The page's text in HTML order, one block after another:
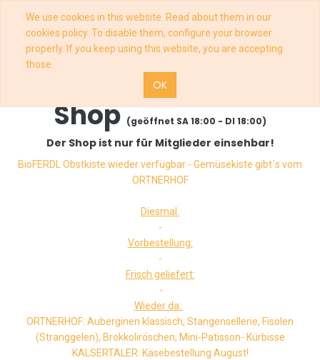
We use cookies in this website. Read about them in our
cookies policy. To disable them, configure your browser
properly. If you keep using this website, you are accepting
those.
OK
Shop(geöffnet SA 18:00 - DI 18:00)
Der Shop ist nur für Mitglieder einsehbar!
BioFERDL Obstkiste wieder verfügbar - Gemüsekiste gibt´s vom
ORTNERHOF
Diesmal:
-
Vorbestellung:
-
Frisch geliefert:
-
Wieder da:
ORTNERHOF: Auberginen klassisch, Stangensellerie, Fisolen
(Stranggelen), Brokkoliröschen, Mini-Patisson- Kürbisse
KALSERTALER: Käsebestellung August!